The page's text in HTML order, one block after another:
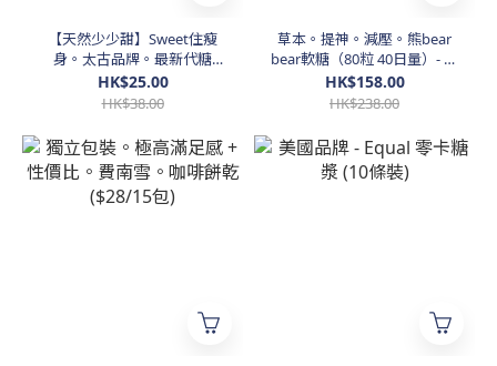
【天然少少甜】Sweet住瘦
身。太古品牌。最新代糖
（20條散裝試用裝）
HK$25.00
HK$38.00
草本。提神。減壓。熊bear
bear軟糖（80粒 40日量）- 味
道同一般熊仔糖冇分別，唔會
有任何冬蟲夏草嘅怪味
HK$158.00
HK$238.00